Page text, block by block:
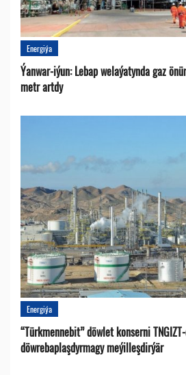
Energiýa
Ýanwar-iýun: Lebap welaýatynda gaz
metr artdy
Energiýa
“Türkmennebit” döwlet konserni
döwrebaplaşdyrmagy meýilleşdirýär